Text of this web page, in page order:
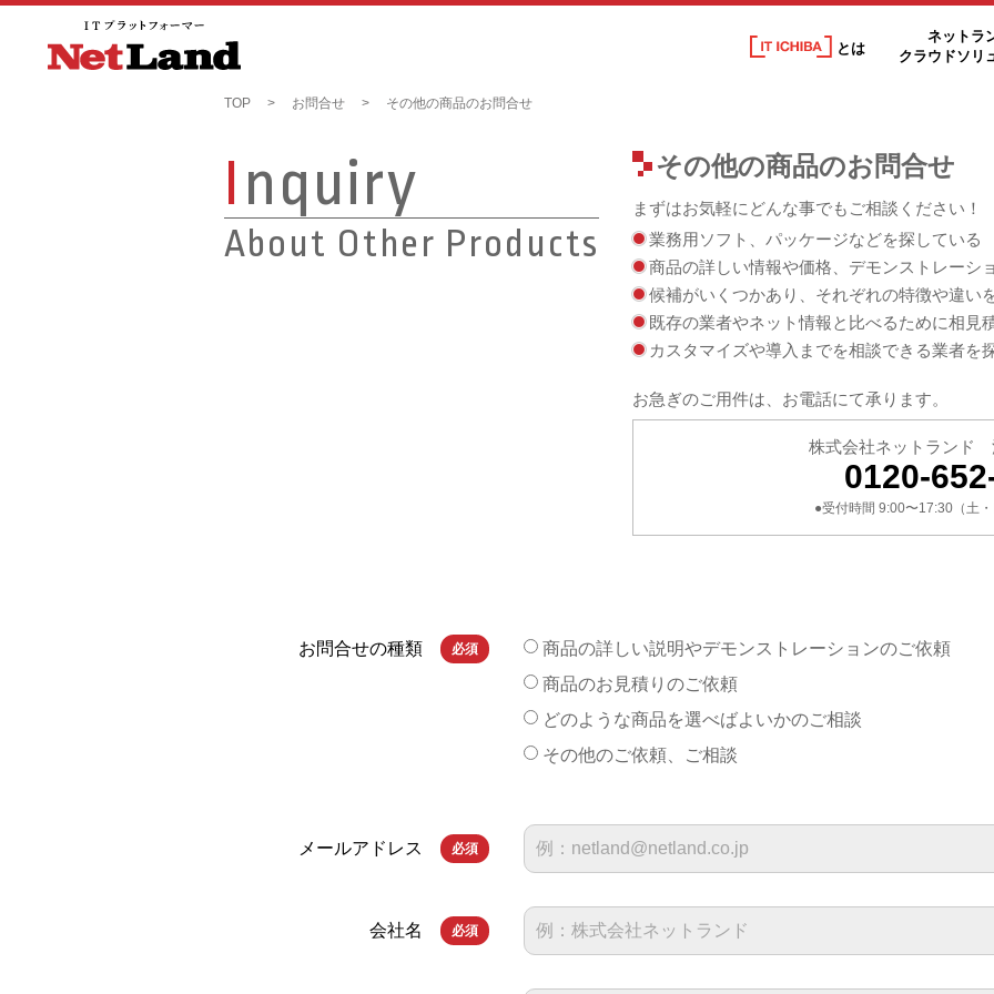
とは
ネットラ
クラウドソリ
TOP お問合せ その他の商品のお問合せ
I nquiry
About Other Products
その他の商品のお問合せ
まずはお気軽にどんな事でもご相談ください！
業務用ソフト、パッケージなどを探している
商品の詳しい情報や価格、デモンストレーシ
候補がいくつかあり、それぞれの特徴や違い
既存の業者やネット情報と比べるために相見
カスタマイズや導入までを相談できる業者を
お急ぎのご用件は、お電話にて承ります。
株式会社ネットランド
0120-
●受付時間 9:00〜17:30（土・
お問合せの種類 必須
商品の詳しい説明やデモンストレーションのご依頼
商品のお見積りのご依頼
どのような商品を選べばよいかのご相談
その他のご依頼、ご相談
メールアドレス 必須
会社名 必須